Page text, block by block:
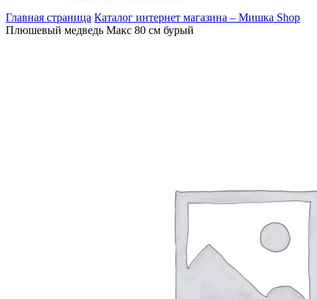
Главная страница Каталог интернет магазина – Мишка Shop
Плюшевый медведь Макс 80 см бурый